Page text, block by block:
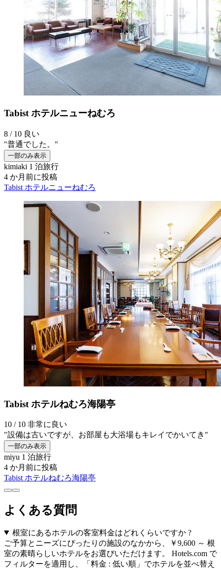
Tabist ホテルニューねむろ
8 / 10 良い
"普通でした。"
一部のみ表示
kimiaki 1 泊旅行
4 か月前に投稿
Tabist ホテルニューねむろ
Tabist ホテルねむろ海陽亭
10 / 10 非常に良い
"設備は古いですが、お部屋も大浴場もキレイでかいてき"
一部のみ表示
miyu 1 泊旅行
4 か月前に投稿
Tabist ホテルねむろ海陽亭
よくある質問
根室にあるホテルの客室料金はどれくらいですか ?
ご予算とニーズにぴったりの施設のなかから、￥9,600 ～ 根
室の素晴らしいホテルをお選びいただけます。 Hotels.com で
フィルターを適用し、「料金 : 低い順」でホテルを並べ替え